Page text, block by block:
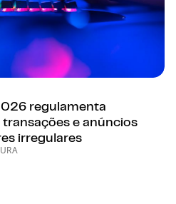
regulamenta
regulamenta
e anúncios
irregulares